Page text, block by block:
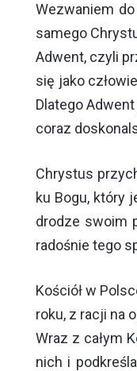
Wezwaniem
samego
Adwent, czyli
się jako
Dlatego
coraz
Chrystus
ku Bogu, który
drodze swoim
radośnie tego
Kościół w
roku, z racji na
Wraz z całym
nich i